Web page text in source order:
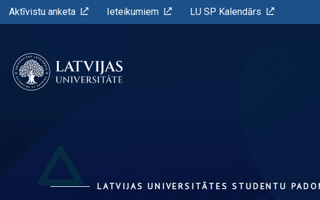
Aktīvistu anketa Ieteikumiem LU SP Kalendārs
LATVIJAS UNIVERSITĀTES STUDENTU